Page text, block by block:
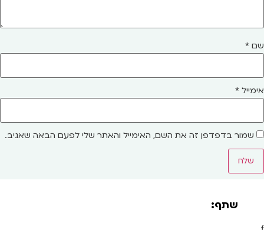
שם *
אימייל *
שמור בדפדפן זה את השם, האימייל והאתר שלי לפעם הבאה שאגיב.
שתף: